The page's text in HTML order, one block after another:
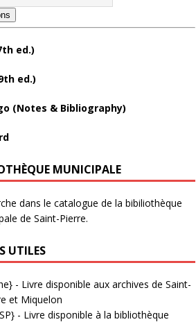
ed.)
ed.)
(Notes & Bibliography)
MUNICIPALE
dans le catalogue de la bibiliothèque
de Saint-Pierre.
UTILES
- Livre disponible aux archives de Saint-
et Miquelon
- Livre disponible à la bibliothèque